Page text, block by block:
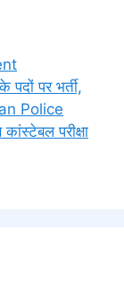
पर भर्ती,
Police
परीक्षा